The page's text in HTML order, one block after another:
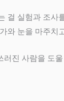
실험과 조사
와 눈을 마주
진 사람을 도